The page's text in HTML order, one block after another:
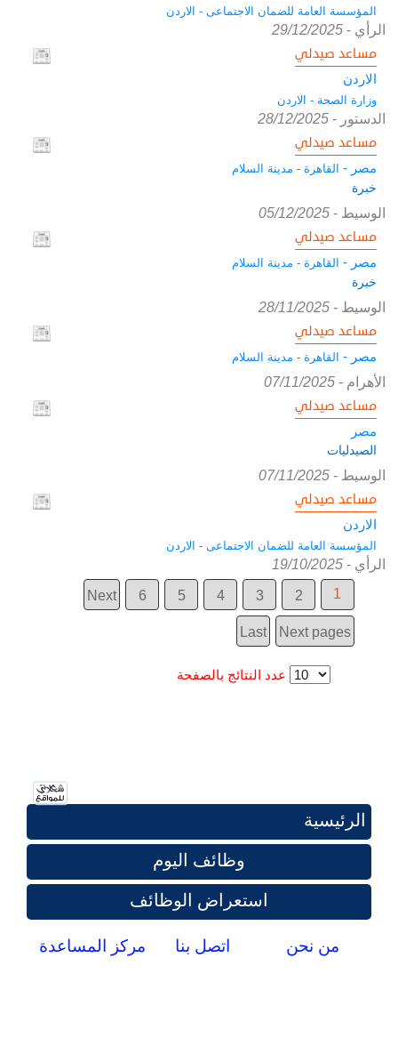
المؤسسة العامة للضمان الاجتماعى - الاردن
الرأي -
29/12/2025
مساعد صيدلي
الاردن
وزارة الصحة - الاردن
الدستور -
28/12/2025
مساعد صيدلي
مصر - القاهرة - مدينة السلام
خبرة
الوسيط -
05/12/2025
مساعد صيدلي
مصر - القاهرة - مدينة السلام
خبرة
الوسيط -
28/11/2025
مساعد صيدلي
مصر - القاهرة - مدينة السلام
الأهرام -
07/11/2025
مساعد صيدلي
مصر
الصيدليات
الوسيط -
07/11/2025
مساعد صيدلي
الاردن
المؤسسة العامة للضمان الاجتماعى - الاردن
الرأي -
19/10/2025
1
2
3
4
5
6
Next
Next pages
Last
عدد النتائج بالصفحة
الرئيسية
وظائف اليوم
استعراض الوظائف
من نحن اتصل بنا مركز المساعدة